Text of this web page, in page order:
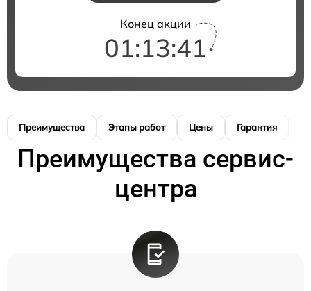
Конец акции
01:13:40
Преимущества Этапы работ Цены Гарантия
Преимущества сервис-
центра